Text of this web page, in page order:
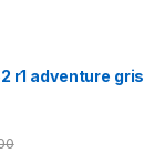
r1 adventure gris